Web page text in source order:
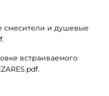
смесители и душевые
встраиваемого